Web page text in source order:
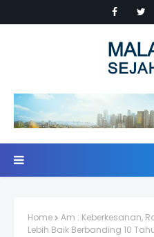
Home
Am : Keberkesanan,
Lebih Baik Berbanding 10